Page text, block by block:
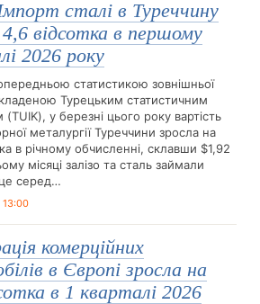
сталі в Туреччину
4,6 відсотка в першому
2026 року
статистикою зовнішньої
Турецьким статистичним
(TUIK), у березні цього року вартість
металургії Туреччини зросла на
в річному обчисленні, склавши $1,92
місяці залізо та сталь займали
серед…
13:00
комерційних
в Європі зросла на
в 1 кварталі 2026